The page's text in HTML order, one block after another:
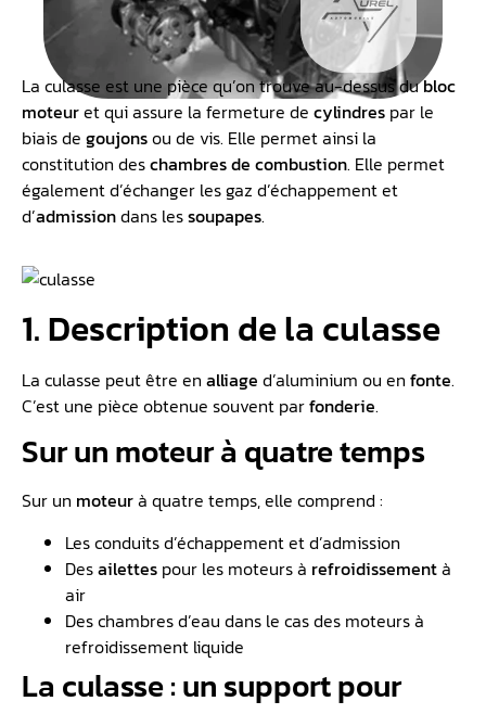
La culasse est une pièce qu’on trouve au-dessus dubloc
moteuret qui assure la fermeture de cylindres par le
biais de goujonsou de vis. Elle permet ainsi la
constitution deschambres de combustion. Elle permet
également d’échanger les gaz d’échappement et
d’admissiondans lessoupapes.
1. Description de la culasse
La culasse peut être en alliage d’aluminium ou en fonte.
C’est une pièce obtenue souvent parfonderie.
Sur un moteur à quatre temps
Sur un moteurà quatre temps, elle comprend :
Les conduits d’échappement et d’admission
Desailettes pour les moteurs à refroidissementà
air
Des chambres d’eau dans le cas des moteurs à
refroidissement liquide
La culasse : un support pour